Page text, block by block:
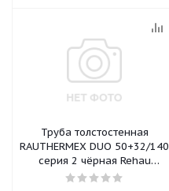
Труба толстостенная
RAUTHERMEX DUO 50+32/140
серия 2 чёрная Rehau
(Германия)